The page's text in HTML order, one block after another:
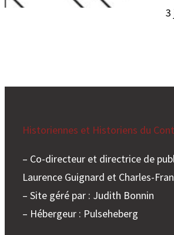
3
Historiennes et Historiens du
– Co-directeur et directrice de
Laurence Guignard et Charles-
– Site géré par : Judith Bonnin
– Hébergeur : Pulseheberg